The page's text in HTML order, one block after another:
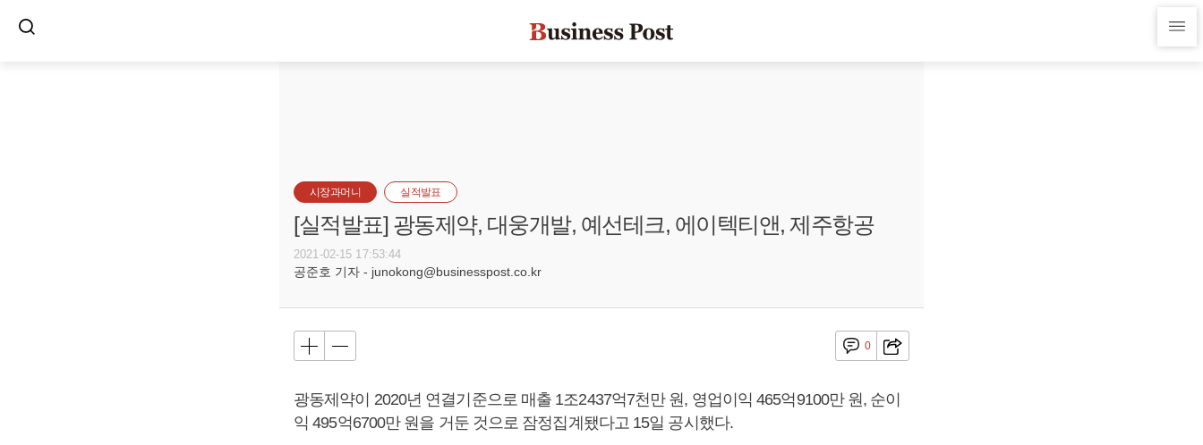
시장과머니 실적발표
[실적발표] 광동제약, 대웅개발, 예선테크, 에이텍티앤, 제주항공
2021-02-15 17:53:44
공준호 기자 - junokong@businesspost.co.kr
0
광동제약이 2020년 연결기준으로 매출 1조2437억7천만 원, 영업이익 465억9100만 원, 순이
익 495억6700만 원을 거둔 것으로 잠정집계됐다고 15일 공시했다.